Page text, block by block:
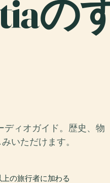
の
ディオガイド。歴史、物
いただけます。
の旅行者に加わる